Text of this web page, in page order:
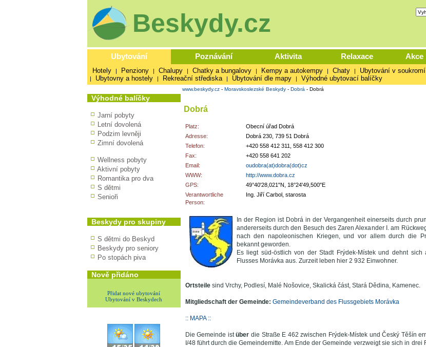
Beskydy.cz
Ubytování Poznávání Aktivita Relaxace Akce
Hotely | Penziony | Chalupy | Chatky a bungalovy | Kempy a autokempy | Chaty | Ubytování v soukromí
| Ubytovny a hostely | Rekreační střediska | Ubytování dle mapy | Výhodné ubytovací balíčky
Výhodné balíčky
Jarní pobyty
Letní dovolená
Podzim levněji
Zimní dovolená
Wellness pobyty
Aktivní pobyty
Romantika pro dva
S dětmi
Senioři
Beskydy pro skupiny
S dětmi do Beskyd
Beskydy pro seniory
Po stopách piva
Nově přidáno
Přidat nové ubytování
Ubytování v Beskydech
www.beskydy.cz- Moravskoslezské Beskydy- Dobrá - Dobrá
Dobrá
Platz:
Obecní úřad Dobrá
Adresse:
Dobrá 230, 739 51 Dobrá
Telefon:
+420 558 412 311, 558 412 300
Fax:
+420 558 641 202
Email:
oudobra(at)dobra(dot)cz
WWW:
http://www.dobra.cz
GPS:
49°40'28,021"N, 18°24'49,500"E
Verantwortliche
Person:
Ing. Jiří Carbol, starosta
In der Region ist Dobrá in der Vergangenheit einerseits durch
andererseits durch den Besuch des Zaren Alexander I. am
nach den napoleonischen Kriegen, und vor allem durch die
bekannt geworden.
Es liegt süd-östlich von der Stadt Frýdek-Místek und dehnt
Flusses Morávka aus. Zurzeit leben hier 2 932 Einwohner.
Ortsteilesind Vrchy, Podlesí, Malé Nošovice, Skalická část, Stará Dědina, Kamenec.
Mitgliedschaft der Gemeinde: Gemeindeverband des Flussgebiets Morávka
:: MAPA ::
Die Gemeinde istüber die Straße E 462 zwischen Frýdek-Místek und Český Těšín
I/48 führt durch die Gemeindemitte. Am Ende der Gemeinde verzweigt sie sich in